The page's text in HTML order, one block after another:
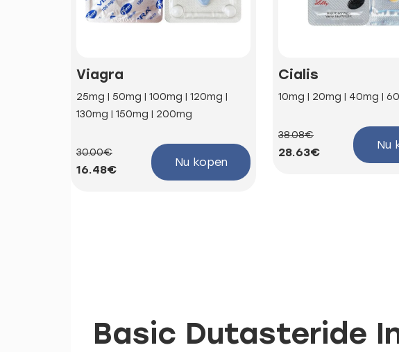
Viagra
25mg | 50mg | 100mg | 120mg |
130mg | 150mg | 200mg
30.00€
16.48€
Nu kopen
Cialis
10mg | 20mg | 40mg |
38.08€
28.63€
Nu
Basic Dutasteride